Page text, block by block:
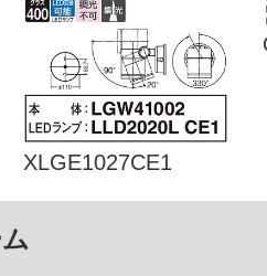
XLGE1027CE1